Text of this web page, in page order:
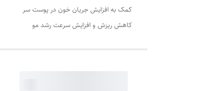
کمک به افزایش جریان خون در پوست سر
کاهش ریزش و افزایش سرعت رشد مو